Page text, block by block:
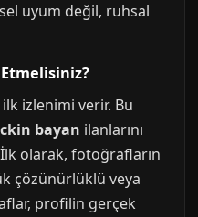
uyum değil, ruhsal
izlenimi verir. Bu
bayan ilanlarını
olarak, fotoğrafların
çözünürlüklü veya
profilin gerçek